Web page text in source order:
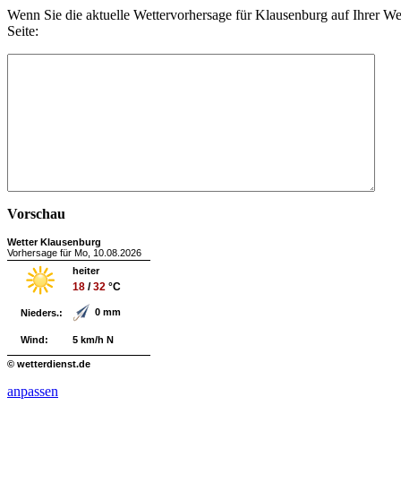
Wenn Sie die aktuelle Wettervorhersage für Klausenburg auf Ihrer
Seite:
Vorschau
Wetter Klausenburg
Vorhersage für Mo, 10.08.2026
heiter
18 /32 °C
Nieders.: 0 mm
Wind: 5 km/h N
© wetterdienst.de
anpassen